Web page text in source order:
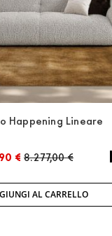
Happening Lineare
€ 8.277,00 €
AL CARRELLO